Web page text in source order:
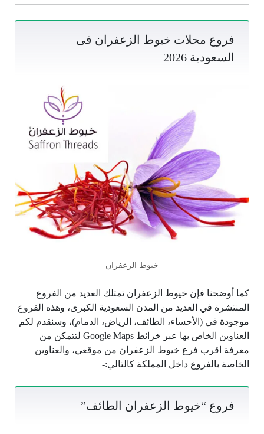
فروع محلات خيوط الزعفران فى
السعودية 2026
خيوط الزعفران
كما أوضحنا فإن خيوط الزعفران تمتلك العديد من الفروع
المنتشرة في العديد من المدن السعودية الكبرى، وهذه الفروع
موجودة في (الأحساء، الطائف، الرياض، الدمام)، وسنقدم لكم
العناوين الخاص بها عبر خرائط Google Maps لتتمكن من
معرفة اقرب فرع خيوط الزعفران من موقعي، والعناوين
الخاصة بالفروع داخل المملكة كالتالي:-
فروع “خيوط الزعفران الطائف”